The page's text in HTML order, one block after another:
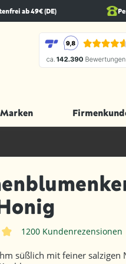
ab 49€ (DE)
1200 Kundenrezensionen
süßlich mit feiner salzigen